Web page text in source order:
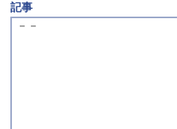
記事
－－